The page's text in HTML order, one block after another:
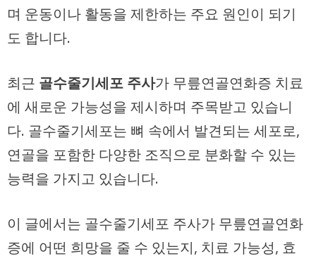
며 운동이나 활동을 제한하는 주요 원인이 되기
도 합니다.
최근 골수줄기세포 주사가 무릎연골연화증 치료
에 새로운 가능성을 제시하며 주목받고 있습니
다. 골수줄기세포는 뼈 속에서 발견되는 세포로,
연골을 포함한 다양한 조직으로 분화할 수 있는
능력을 가지고 있습니다.
이 글에서는 골수줄기세포 주사가 무릎연골연화
증에 어떤 희망을 줄 수 있는지, 치료 가능성, 효